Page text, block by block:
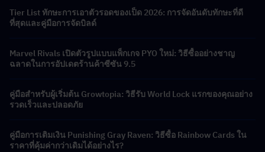
Tier List ทักษะการเอาตัวรอดของเป็ด 2026: การจัดอันดับทักษะที่ดี
ที่สุดและคู่มือการจัดบิลด์
Marvel Rivals เปิดตัวรูปแบบแพ็กเกจ PYO ใหม่: วิธีซื้ออย่างชาญ
ฉลาดในการอัปเดตร้านค้าซีซัน 9.5
คู่มือสำหรับผู้เริ่มต้น Growtopia: วิธีรับ World Lock แรกของคุณอย่าง
รวดเร็วและปลอดภัย
คู่มือการเติมเงิน Punishing Gray Raven: วิธีซื้อ Rainbow Cards ใน
ราคาที่คุ้มค่ากว่าเดิมได้อย่างไร?